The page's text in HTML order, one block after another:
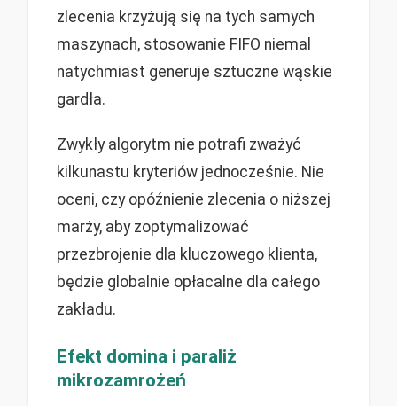
zlecenia krzyżują się na tych samych
maszynach, stosowanie FIFO niemal
natychmiast generuje sztuczne wąskie
gardła.
Zwykły algorytm nie potrafi zważyć
kilkunastu kryteriów jednocześnie. Nie
oceni, czy opóźnienie zlecenia o niższej
marży, aby zoptymalizować
przezbrojenie dla kluczowego klienta,
będzie globalnie opłacalne dla całego
zakładu.
Efekt domina i paraliż
mikrozamrożeń